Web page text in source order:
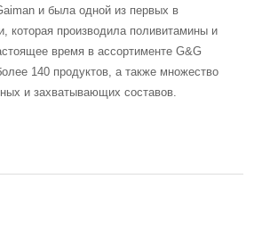
и была одной из первых в
которая производила поливитамины и
время в ассортименте G&G
140 продуктов, а также множество
и захватывающих составов.